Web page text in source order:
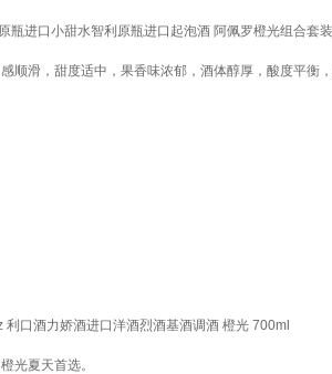
瓶进口小甜水智利原瓶进口起泡酒 阿佩罗橙光组合套
顺滑，甜度适中，果香味浓郁，酒体醇厚，酸度平衡
口酒力娇酒进口洋酒烈酒基酒调酒 橙光 700ml
光夏天首选。